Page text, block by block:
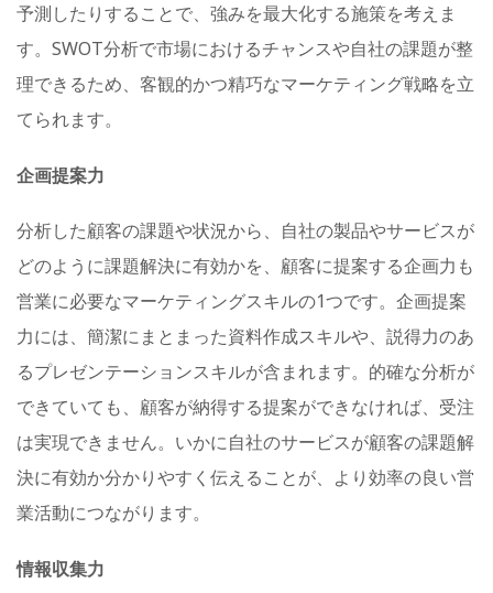
予測したりすることで、強みを最大化する施策を考えま
す。SWOT分析で市場におけるチャンスや自社の課題が整
理できるため、客観的かつ精巧なマーケティング戦略を立
てられます。
企画提案力
分析した顧客の課題や状況から、自社の製品やサービスが
どのように課題解決に有効かを、顧客に提案する企画力も
営業に必要なマーケティングスキルの1つです。企画提案
力には、簡潔にまとまった資料作成スキルや、説得力のあ
るプレゼンテーションスキルが含まれます。的確な分析が
できていても、顧客が納得する提案ができなければ、受注
は実現できません。いかに自社のサービスが顧客の課題解
決に有効か分かりやすく伝えることが、より効率の良い営
業活動につながります。
情報収集力